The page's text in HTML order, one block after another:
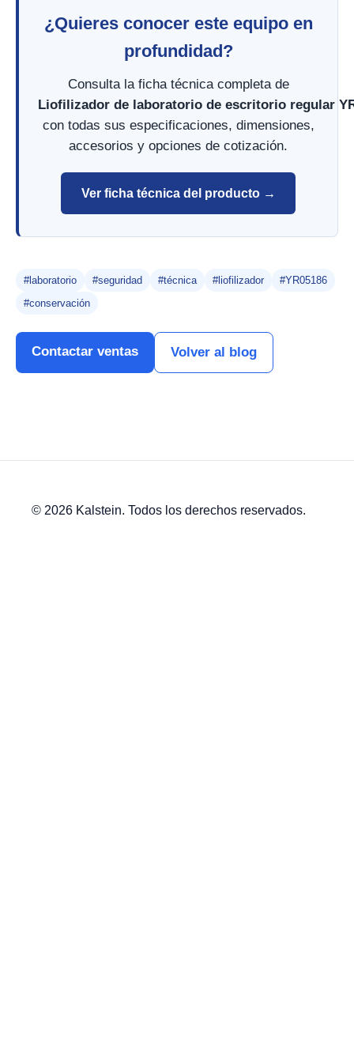
¿Quieres conocer este equipo en
profundidad?
Consulta la ficha técnica completa de
Liofilizador de laboratorio de escritorio regular
con todas sus especificaciones, dimensiones,
accesorios y opciones de cotización.
Ver ficha técnica del producto →
#laboratorio #seguridad #técnica #liofilizador
#YR05186
#conservación
Contactar ventas Volver al blog
© 2026 Kalstein. Todos los derechos reservados.